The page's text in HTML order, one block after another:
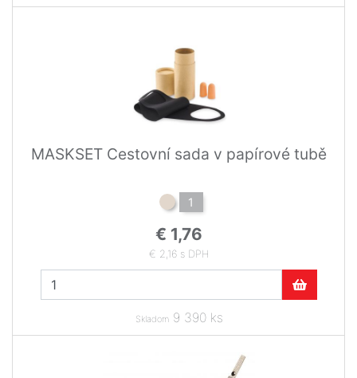
MASKSET Cestovní sada v papírové tubě
1
€ 1,76
€ 2,16 s DPH
Skladom9 390 ks